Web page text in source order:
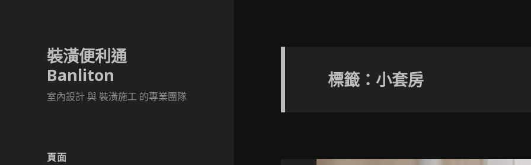
裝潢便利通
Banliton
室內設計 與 裝潢施工 的專業團隊
頁面
標籤：小套房